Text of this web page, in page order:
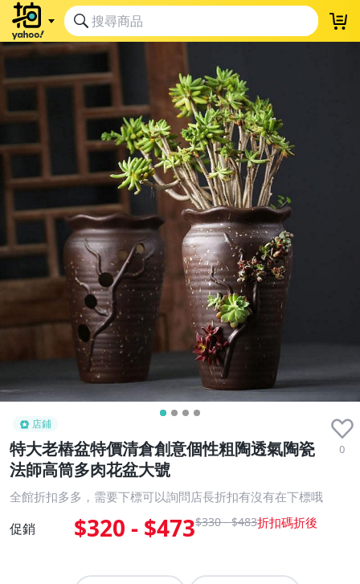
店鋪
特大老樁盆特價清倉創意個性粗陶透氣陶瓷
法師高筒多肉花盆大號
0
全館折扣多多，需要下標可以詢問店長折扣有沒有在下標哦
促銷 $320 - $473$330 - $483